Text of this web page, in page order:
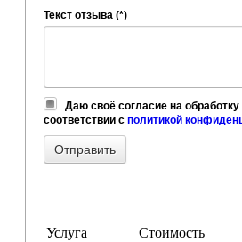
Текст отзыва (*)
Даю своё согласие на
соответствии с политикой
Услуга Стоимость